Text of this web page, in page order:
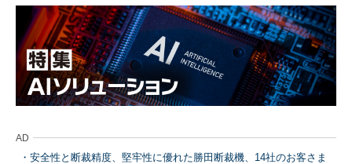
AD
安全性と断裁精度、堅牢性に優れた勝田断裁機、14社のお客さま